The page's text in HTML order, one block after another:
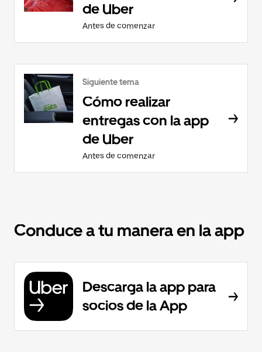
de Uber
Antes de comenzar
Siguiente tema
Cómo realizar
entregas con la app
de Uber
Antes de comenzar
Conduce a tu manera en la app
Descarga la app para
socios de la App